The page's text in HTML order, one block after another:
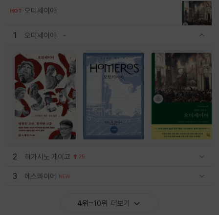
HOT 오디세이아
1 오디세이아
2 히가시노 게이고 25
3 에스콰이어
4위~10위 더보기